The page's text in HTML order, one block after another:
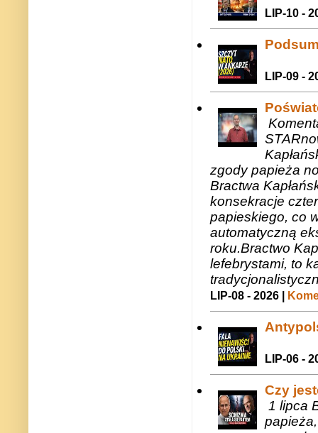
LIP-10 -
LIP-09 -
zgody papieża
Bractwa
konsekracje
papieskiego, co
automatyczną
roku.Bractwo
lefebrystami, to
LIP-08 - 2026 |
LIP-06 -
Czy
1 lipca